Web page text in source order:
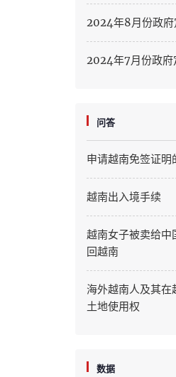
Lai Chau
Lao Cai
Ninh
Quang
Quang
Quang Tri
2024年8月份政府
2024年7月份政府
问答
申请越南免签证明
越南出入境手续
越南女子被卖给中
回越南
海外越南人及其在
土地使用权
数据